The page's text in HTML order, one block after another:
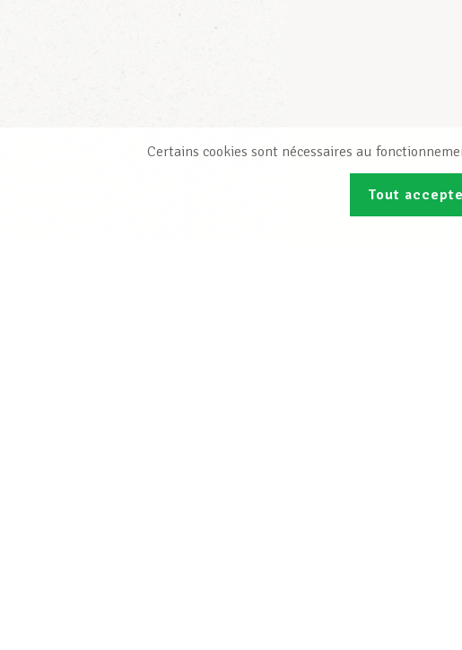
Certains cookies sont nécessaires au
Tout